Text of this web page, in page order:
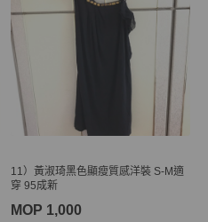
11）黃淑琦黑色顯瘦質感洋裝 S-M適
穿 95成新
MOP 1,000